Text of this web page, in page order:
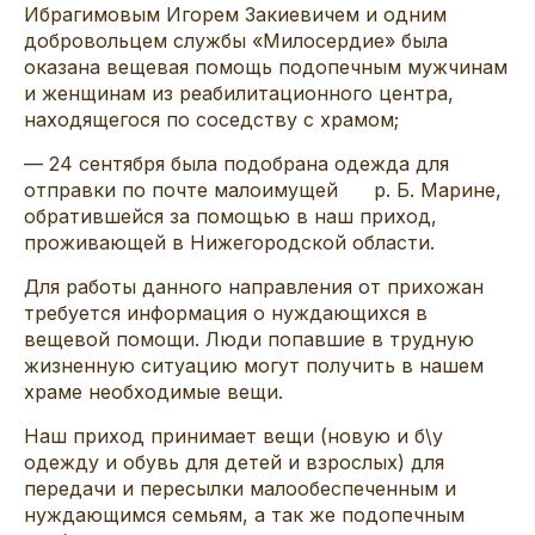
Ибрагимовым Игорем Закиевичем и одним
добровольцем службы «Милосердие» была
оказана вещевая помощь подопечным мужчинам
и женщинам из реабилитационного центра,
находящегося по соседству с храмом;
— 24 сентября была подобрана одежда для
отправки по почте малоимущей р. Б. Марине,
обратившейся за помощью в наш приход,
проживающей в Нижегородской области.
Для работы данного направления от прихожан
требуется информация о нуждающихся в
вещевой помощи. Люди попавшие в трудную
жизненную ситуацию могут получить в нашем
храме необходимые вещи.
Наш приход принимает вещи (новую и б\у
одежду и обувь для детей и взрослых) для
передачи и пересылки малообеспеченным и
нуждающимся семьям, а так же подопечным